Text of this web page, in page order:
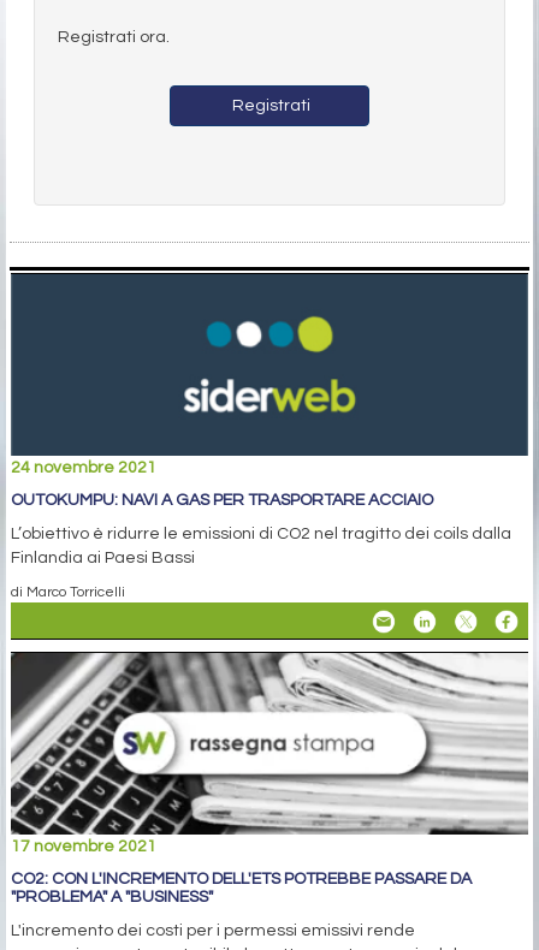
Registrati ora.
Registrati
24 novembre 2021
OUTOKUMPU: NAVI A GAS PER TRASPORTARE ACCIAIO
L’obiettivo è ridurre le emissioni di CO2 nel tragitto dei coils dalla
Finlandia ai Paesi Bassi
di Marco Torricelli
17 novembre 2021
CO2: CON L'INCREMENTO DELL'ETS POTREBBE PASSARE DA
"PROBLEMA" A "BUSINESS"
L'incremento dei costi per i permessi emissivi rende